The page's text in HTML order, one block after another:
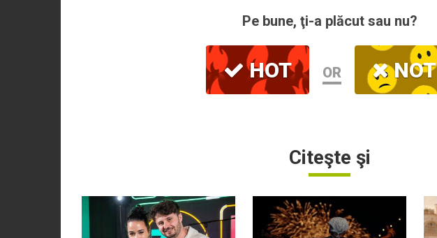
Pe bune, ţi-a plăcut sau nu?
HOT OR NOT
Citeşte şi